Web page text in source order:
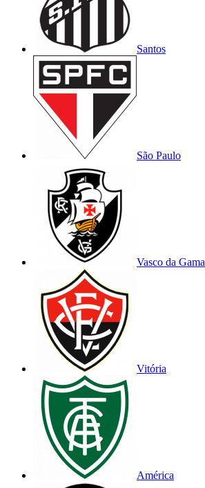
Santos
São Paulo
Vasco da Gama
Vitória
América